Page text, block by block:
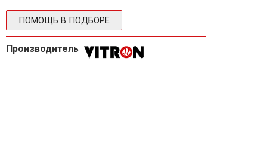
ПОМОЩЬ В ПОДБОРЕ
Производитель